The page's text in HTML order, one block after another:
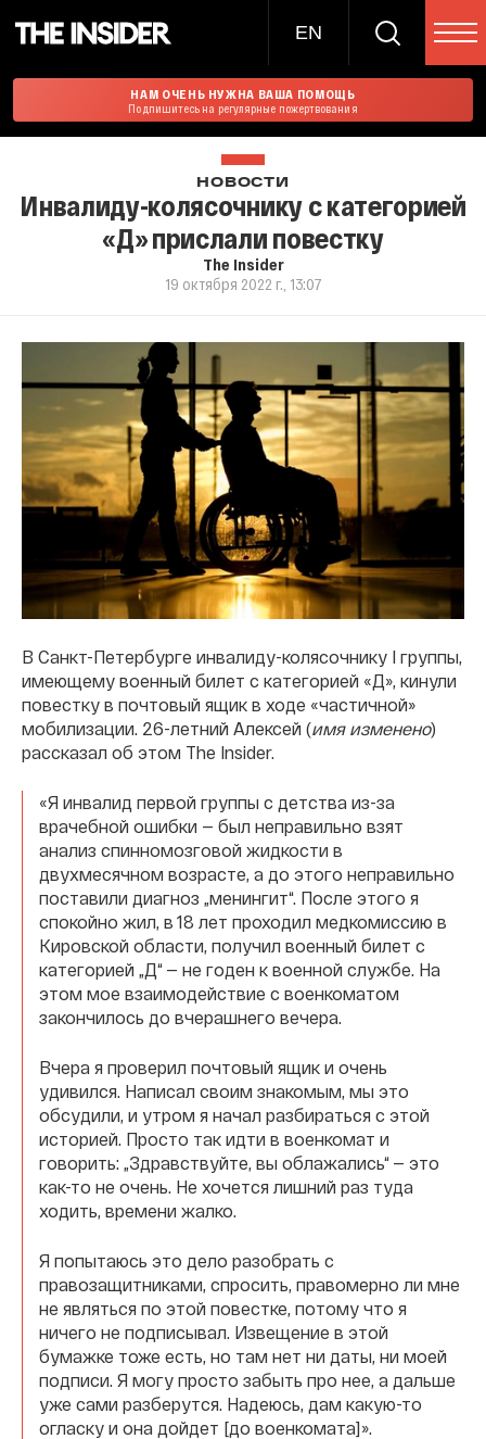
EN
НАМ ОЧЕНЬ НУЖНА ВАША ПОМОЩЬ
Подпишитесь на регулярные пожертвования
НОВОСТИ
Инвалиду-колясочнику с категорией
«Д» прислали повестку
The Insider
19 октября 2022 г., 13:07
В Санкт-Петербурге инвалиду-колясочнику I группы,
имеющему военный билет с категорией «Д», кинули
повестку в почтовый ящик в ходе «частичной»
мобилизации. 26-летний Алексей (имя изменено)
рассказал об этом The Insider.
«Я инвалид первой группы с детства из-за
врачебной ошибки — был неправильно взят
анализ спинномозговой жидкости в
двухмесячном возрасте, а до этого неправильно
поставили диагноз „менингит“. После этого я
спокойно жил, в 18 лет проходил медкомиссию в
Кировской области, получил военный билет с
категорией „Д“ — не годен к военной службе. На
этом мое взаимодействие с военкоматом
закончилось до вчерашнего вечера.
Вчера я проверил почтовый ящик и очень
удивился. Написал своим знакомым, мы это
обсудили, и утром я начал разбираться с этой
историей. Просто так идти в военкомат и
говорить: „Здравствуйте, вы облажались“ — это
как-то не очень. Не хочется лишний раз туда
ходить, времени жалко.
Я попытаюсь это дело разобрать с
правозащитниками, спросить, правомерно ли мне
не являться по этой повестке, потому что я
ничего не подписывал. Извещение в этой
бумажке тоже есть, но там нет ни даты, ни моей
подписи. Я могу просто забыть про нее, а дальше
уже сами разберутся. Надеюсь, дам какую-то
огласку и она дойдет [до военкомата]».